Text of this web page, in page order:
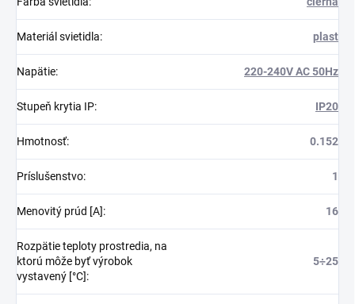
Materiál svietidla: plast
Napätie: 220-240V AC 50Hz
Stupeň krytia IP: IP20
Hmotnosť: 0.152
Príslušenstvo: 1
Menovitý prúd [A]: 16
Rozpätie teploty prostredia, na
ktorú môže byť výrobok
vystavený [°C]:
5÷25